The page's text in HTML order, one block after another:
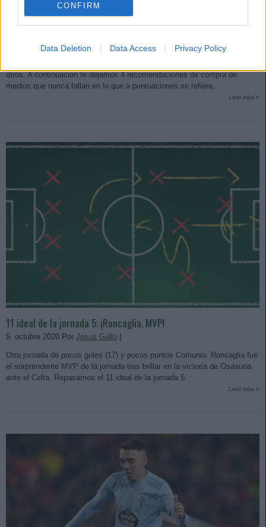
CONFIRM
Data Deletion Data Access Privacy Policy
¡Compra! 4 centrocampistas caros que nunca fallan
Los jugadores con un mayor valor de mercado suelen ser los que mejor
otros. A continuación te dejamos 4 recomendaciones de compra de
medios que nunca fallan en lo que a puntuaciones se refiere.
Leer más »
11 ideal de la jornada 5: ¡Roncaglia, MVP!
5. octubre 2020 Por Jesus Gallo
Otra jornada de pocos goles (17) y pocos puntos Comunio. Roncaglia fue
el sorprendente MVP de la jornada tras brillar en la victoria de Osasuna
ante el Celta. Repasamos el 11 ideal de la jornada 5.
Leer más »